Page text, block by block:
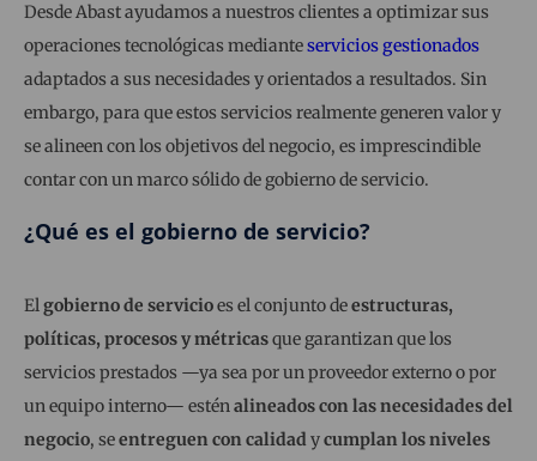
Desde Abast ayudamos a nuestros clientes a optimizar sus
operaciones tecnológicas medianteservicios gestionados
adaptados a sus necesidades y orientados a resultados. Sin
embargo, para que estos servicios realmente generen valor y
se alineen con los objetivos del negocio, es imprescindible
contar con un marco sólido de gobierno de servicio.
¿Qué es el gobierno de servicio?
Elgobierno de servicioes el conjunto deestructuras,
políticas, procesos y métricasque garantizan que los
servicios prestados —ya sea por un proveedor externo o por
un equipo interno— esténalineados con las necesidades del
negocio, seentreguen con calidadycumplan los niveles